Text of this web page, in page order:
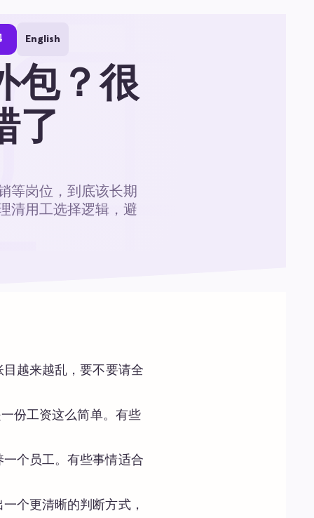
English
包？很
了
等岗位，到底该长期
清用工选择逻辑，避
越来越乱，要不要请全
份工资这么简单。有些
个员工。有些事情适合
个更清晰的判断方式，